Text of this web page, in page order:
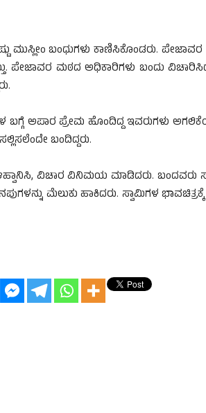
ಮುಸ್ಲೀಂ ಬಂಧುಗಳು ಕಾಣಿಸಿಕೊಂಡರು.
ಪೇಜಾವರ ಮಠದ ಅಧಿಕಾರಿಗಳು ಬಂದು
ಬಗ್ಗೆ ಅಪಾರ ಪ್ರೇಮ ಹೊಂದಿದ್ದ ಇವರುಗಳು
ಬಂದಿದ್ದರು.
ವಿಚಾರ ವಿನಿಮಯ ಮಾಡಿದರು. ಬಂದವರು
ಮೆಲುಕು ಹಾಕಿದರು. ಸ್ವಾಮಿಗಳ ಭಾವಚಿತ್ರಕ್ಕೆ